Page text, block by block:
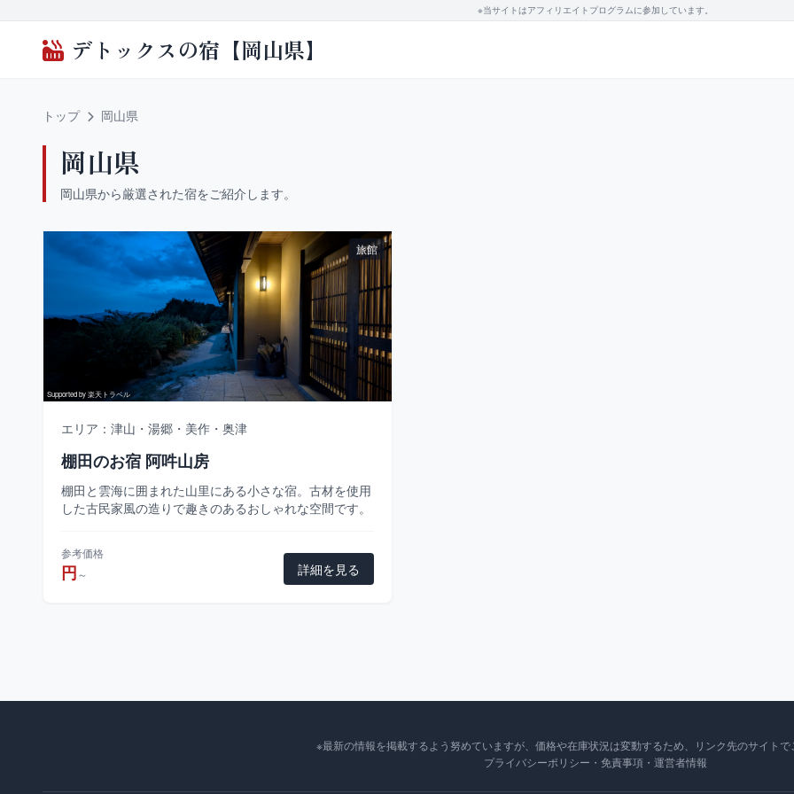
※当サイトはアフィリエイトプログラムに参加しています。
デトックスの宿【岡山県】
トップ 岡山県
岡山県
岡山県から厳選された宿をご紹介します。
旅館
Supported by 楽天トラベル
エリア：津山・湯郷・美作・奥津
棚田のお宿 阿吽山房
棚田と雲海に囲まれた山里にある小さな宿。古材を使用
した古民家風の造りで趣きのあるおしゃれな空間です。
参考価格
円～ 詳細を見る
※最新の情報を掲載するよう努めていますが、価格や在庫状況は変動するため、リンク先のサイトで
プライバシーポリシー・免責事項・運営者情報